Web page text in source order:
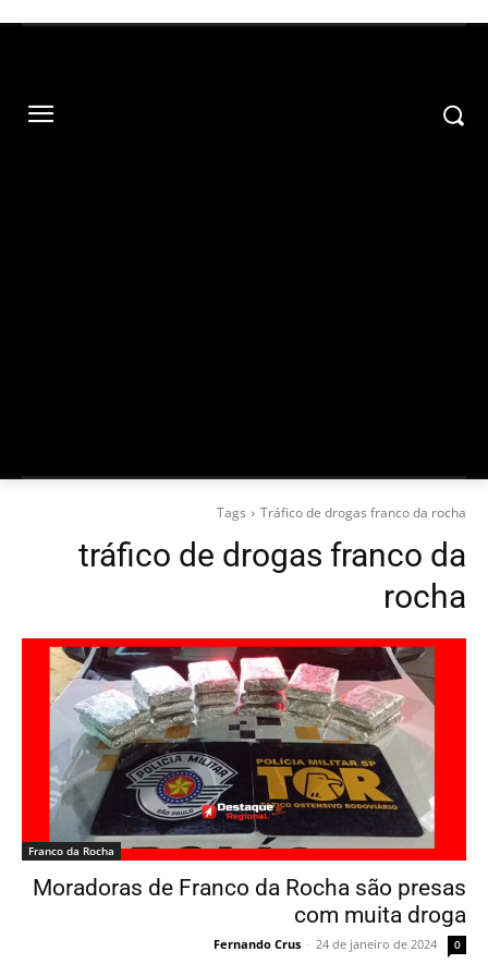
Tags Tráfico de drogas franco da rocha
tráfico de drogas franco da
rocha
Franco da Rocha
Moradoras de Franco da Rocha são presas
com muita droga
Fernando Crus - 24 de janeiro de 2024 0